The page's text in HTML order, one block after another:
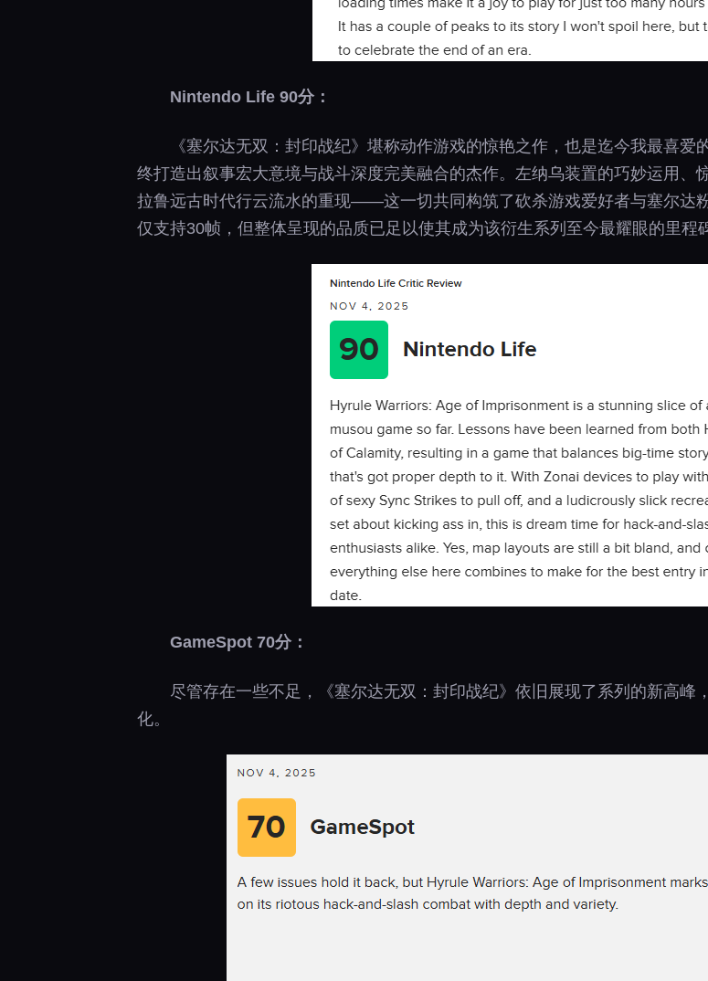
Nintendo Life 90分：
《塞尔达无双：封印战纪》堪称动作游戏的惊艳之作，也是迄今我最喜
终打造出叙事宏大意境与战斗深度完美融合的杰作。左纳乌装置的巧妙运用
拉鲁远古时代行云流水的重现——这一切共同构筑了砍杀游戏爱好者与塞尔达
仅支持30帧，但整体呈现的品质已足以使其成为该衍生系列至今最耀眼的里程
GameSpot 70分：
尽管存在一些不足，《塞尔达无双：封印战纪》依旧展现了系列的新高
化。